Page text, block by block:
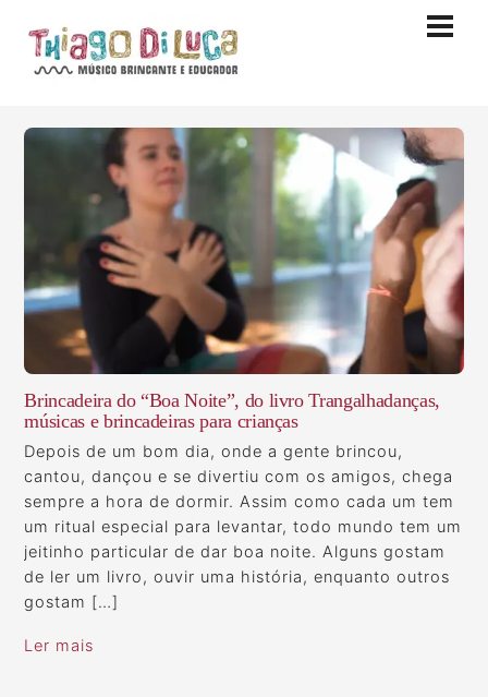
content
Brincadeira do “Boa Noite”, do livro Trangalhadanças,
músicas e brincadeiras para crianças
Depois de um bom dia, onde a gente brincou,
cantou, dançou e se divertiu com os amigos, chega
sempre a hora de dormir. Assim como cada um tem
um ritual especial para levantar, todo mundo tem um
jeitinho particular de dar boa noite. Alguns gostam
de ler um livro, ouvir uma história, enquanto outros
gostam […]
Ler mais